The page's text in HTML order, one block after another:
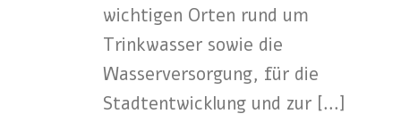
wichtigen Orten rund um
Trinkwasser sowie die
Wasserversorgung, für die
Stadtentwicklung und zur [...]